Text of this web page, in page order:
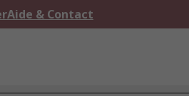
Aide & Contact